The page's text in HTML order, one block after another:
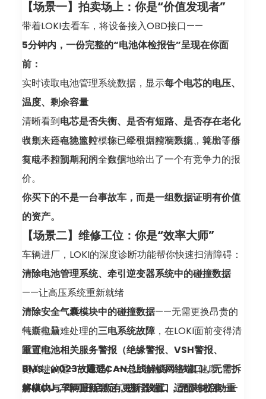
启动重新部署
Added the ability to install navigation maps on
Model 3/Y (Intel/AMD) with the latest firmware
without affecting system updates新增在最新固
件的 Model 3/Y（Intel/AMD）上安装导航地图的功
能，且不影响系统更新
Added Service Mode activation via CAN bus for
Model 3/Y (especially useful for China-market
vehicles)新增通过 CAN 总线激活 Model 3/Y 服务
模式的功能（对中国市场车辆尤为实用）
Added support for reading/writing secured
config for Model S/X with the LC95 cable – no
extra programmer is needed now新增使用 LC95
线缆读写 Model S/X 安全配置的支持（无需额外编
程器）
Added the ability to reset service alerts for
Model 3/Y batteries (Isolation, VSH, etc)新增重
置 Model 3/Y 电池服务警报（绝缘、VSH 等）的功
能
Added the ability to reset BMS_w023 on Model
S/X batteries新增重置 Model S/X 电池
【场景一】拍卖场上：你是“价值发现者”
带着LOKI去看车，将设备接入OBD接口——
5分钟内，一份完整的“电池体检报告”呈现在你面
前：
实时读取电池管理系统数据，显示每个电芯的电压、
温度、剩余容量
清晰看到电芯是否失衡、是否有短路、是否存在老化
收集来自电池监控模块、牵引力控制系统、轮胎等所
有电子控制单元的全数据
当别人还在犹豫时，你已经根据精准数据，算出了修
复成本和预期利润，自信地给出了一个有竞争力的报
价。
你买下的不是一台事故车，而是一组数据证明有价值
的资产。
【场景二】维修工位：你是“效率大师”
车辆进厂，LOKI的深度诊断功能帮你快速扫清障碍：
清除电池管理系统、牵引逆变器系统中的碰撞数据
——让高压系统重新就绪
清除安全气囊模块中的碰撞数据——无需更换昂贵的
气囊电脑
重置电池相关服务警报（绝缘警报、VSH警报、
BMS_w023故障码）——让电池系统恢复健康
将模块与车辆重新绑定，进行设置、适配与校准——
特斯拉最难处理的三电系统故障 ，在LOKI面前变得清
晰可控。
更关键的是——通过CAN总线解锁网络端口，无需拆
解MCU，即可开启所有更新器端口，无限制启动重